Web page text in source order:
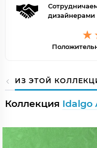
дизайнерами
ИЗ ЭТОЙ
Коллекция Idalgo